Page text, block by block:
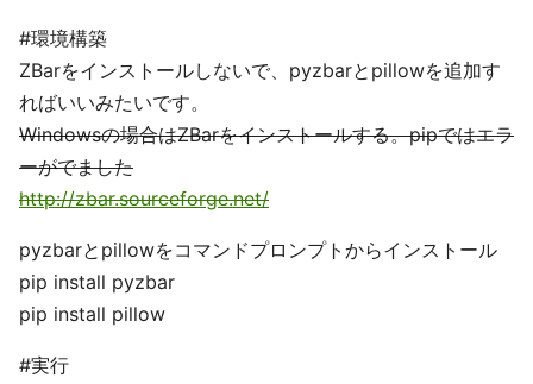
#環境構築
ZBarをインストールしないで、pyzbarとpillowを追加す
ればいいみたいです。
Windowsの場合はZBarをインストールする。pipではエラ
ーがでました
http://zbar.sourceforge.net/
pyzbarとpillowをコマンドプロンプトからインストール
pip install pyzbar
pip install pillow
#実行